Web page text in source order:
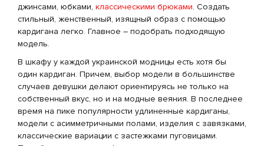
джинсами, юбками, классическими брюками. Создать
стильный, женственный, изящный образ с помощью
кардигана легко. Главное – подобрать подходящую
модель.
В шкафу у каждой украинской модницы есть хотя бы
один кардиган. Причем, выбор модели в большинстве
случаев девушки делают ориентируясь не только на
собственный вкус, но и на модные веяния. В последнее
время на пике популярности удлиненные кардиганы,
модели с асимметричными полами, изделия с завязками,
классические вариации с застежками пуговицами.